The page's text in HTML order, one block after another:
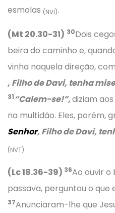
esmolas (NVI).
(Mt 20.30-31) 30Dois
beira do caminho e,
vinha naquela direção,
, Filho de Davi, tenha
31“Calem-se!”,diziam
na multidão. Eles, porém,
Senhor, Filho de Davi,
(NVT)
(Lc 18.36-39) 36Ao ouvir o
passava, perguntou o
37Anunciaram-lhe que